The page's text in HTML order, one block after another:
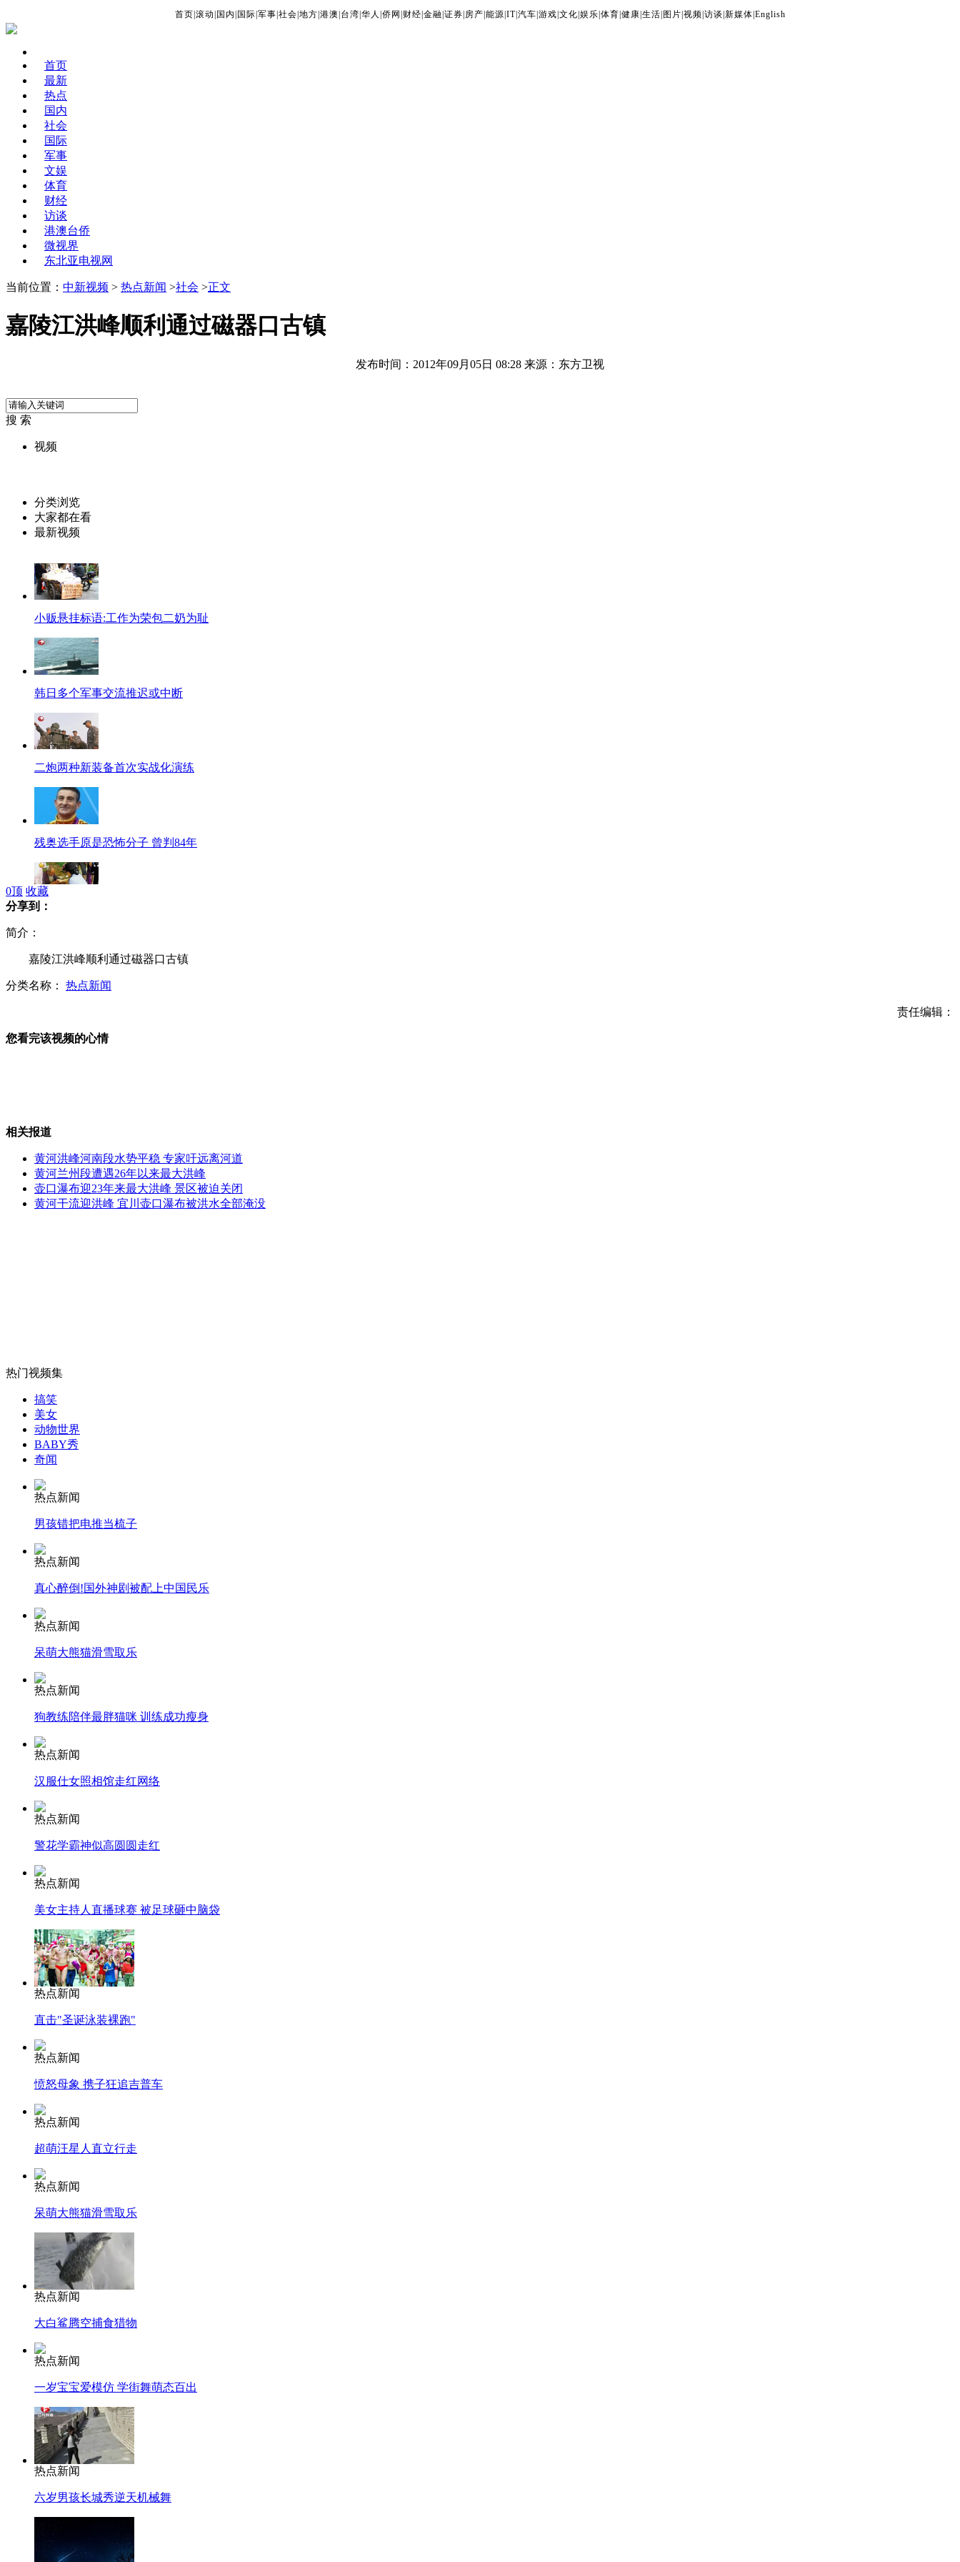
首页 滚动 国内 国际 军事 社会 地方 港澳 台湾 华人 侨网 财经 金融 证券 房产 能源 IT| 汽车 游戏 文化 娱乐 体育 健康 生活 图片 视频 访谈 新媒体 English
首页
最新
热点
国内
社会
国际
军事
文娱
体育
财经
访谈
港澳台侨
微视界
东北亚电视网
当前位置： 中新视频 > 热点新闻 >社会 >正文
嘉陵江洪峰顺利通过磁器口古镇
发布时间：2012年09月05日 08:28 来源：东方卫视
搜 索
视频
分类浏览
大家都在看
最新视频
小贩悬挂标语:工作为荣包二奶为耻
韩日多个军事交流推迟或中断
二炮两种新装备首次实战化演练
残奥选手原是恐怖分子 曾判84年
传男人喝啤酒会变得越来越像女人
开发商回应"大秋裤":让世界了解中国
美国总统大选现“僵尸竞选人”
无痛分娩是否安全 医生回应
外交部：反对强权政治霸凌主义
安徽一实载49人客车翻车
走！跟着总书记去植树
消防员救轻生者
纽约上演“枕头大战”
司机酒驾遇交警 急速倒车逃窜
0顶 收藏
分享到：
简介：
嘉陵江洪峰顺利通过磁器口古镇
分类名称： 热点新闻
责任编辑：
您看完该视频的心情
相关报道
黄河洪峰河南段水势平稳 专家吁远离河道
黄河兰州段遭遇26年以来最大洪峰
壶口瀑布迎23年来最大洪峰 景区被迫关闭
黄河干流迎洪峰 宜川壶口瀑布被洪水全部淹没
热门视频集
搞笑
美女
动物世界
BABY秀
奇闻
热点新闻
男孩错把电推当梳子
热点新闻
真心醉倒!国外神剧被配上中国民乐
热点新闻
呆萌大熊猫滑雪取乐
热点新闻
狗教练陪伴最胖猫咪 训练成功瘦身
热点新闻
汉服仕女照相馆走红网络
热点新闻
警花学霸神似高圆圆走红
热点新闻
美女主持人直播球赛 被足球砸中脑袋
热点新闻
直击"圣诞泳装裸跑"
热点新闻
愤怒母象 携子狂追吉普车
热点新闻
超萌汪星人直立行走
热点新闻
呆萌大熊猫滑雪取乐
热点新闻
大白鲨腾空捕食猎物
热点新闻
一岁宝宝爱模仿 学街舞萌态百出
热点新闻
六岁男孩长城秀逆天机械舞